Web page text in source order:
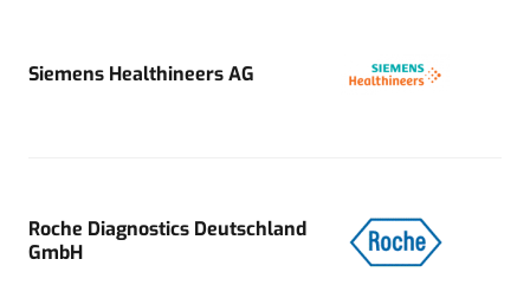
Siemens Healthineers AG
Roche Diagnostics Deutschland
GmbH